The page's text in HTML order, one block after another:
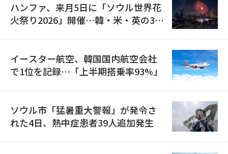
ハンファ、来月5日に「ソウル世界花
火祭り2026」開催…韓・米・英の3カ
イースター航空、韓国国内航空会社
で1位を記録…「上半期搭乗率93%」
ソウル市「猛暑重大警報」が発令さ
れた4日、熱中症患者39人追加発生